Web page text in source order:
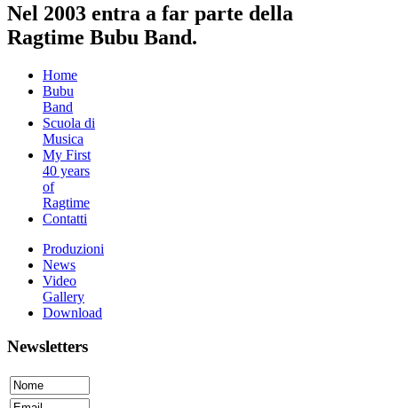
Nel 2003 entra a far parte della
Ragtime Bubu Band.
Home
Bubu
Band
Scuola di
Musica
My First
40 years
of
Ragtime
Contatti
Produzioni
News
Video
Gallery
Download
Newsletters